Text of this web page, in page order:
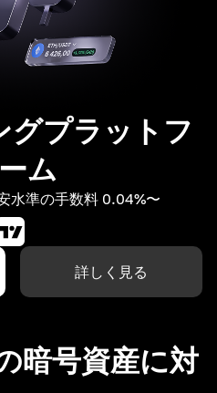
グプラットフ
ム
水準の手数料 0.04%〜
詳しく見る
暗号資産に対